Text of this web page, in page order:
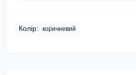
Колір: коричневий